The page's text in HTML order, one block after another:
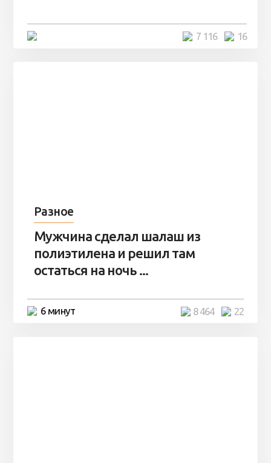
16
7 116
Разное
Мужчина сделал шалаш из
полиэтилена и решил там
остаться на ночь ...
6 минут 22
8 464